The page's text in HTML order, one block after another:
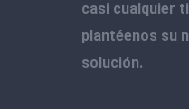
casi cualquier
plantéenos su
solución.